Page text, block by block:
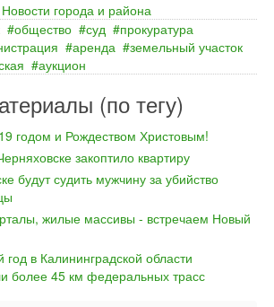
Новости города и района
общество суд
прокуратура
аренда
земельный участок
аукцион
(по тегу)
годом и Рождеством Христовым!
закоптило квартиру
будут судить мужчину за убийство
жилые массивы - встречаем Новый
в Калининградской области
более 45 км федеральных трасс